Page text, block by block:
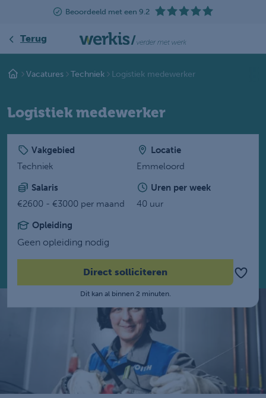
Beoordeeld met een 9.2
Terug
Vacatures Techniek Logistiek medewerker
Logistiek medewerker
Vakgebied
Techniek
Locatie
Emmeloord
Salaris
€2600 - €3000 per maand
Uren per week
40 uur
Opleiding
Geen opleiding nodig
Direct solliciteren
Dit kan al binnen 2 minuten.